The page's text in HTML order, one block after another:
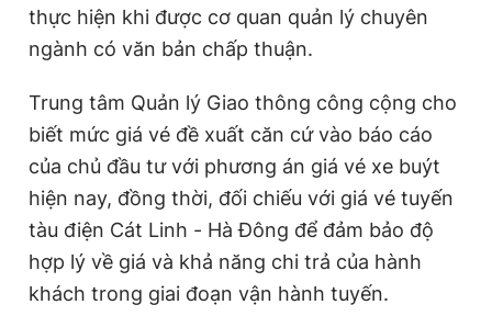
thực hiện khi được cơ quan quản lý chuyên
ngành có văn bản chấp thuận.
Trung tâm Quản lý Giao thông công cộng cho
biết mức giá vé đề xuất căn cứ vào báo cáo
của chủ đầu tư với phương án giá vé xe buýt
hiện nay, đồng thời, đối chiếu với giá vé tuyến
tàu điện Cát Linh - Hà Đông để đảm bảo độ
hợp lý về giá và khả năng chi trả của hành
khách trong giai đoạn vận hành tuyến.